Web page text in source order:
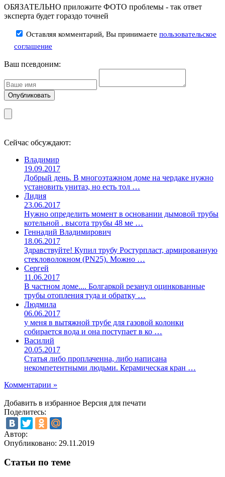
ОБЯЗАТЕЛЬНО приложите ФОТО проблемы - так ответ
эксперта будет гораздо точней
Оставляя комментарий, Вы принимаете пользовательское
соглашение
Ваш псевдоним:
Сейчас обсуждают:
Владимир
19.09.2017
Добрый день. В многоэтажном доме на чердаке нужно
установить унитаз, но есть тол …
Лидия
23.06.2017
Нужно определить момент в основании дымовой трубы
котельной . высота трубы 48 ме …
Геннадий Владимирович
18.06.2017
Здравствуйте! Купил трубу Ростурпласт, армированную
стекловолокном (PN25). Можно …
Сергей
11.06.2017
В частном доме.... Болгаркой резанул оцинкованные
трубы отопления туда и обратку …
Людмила
06.06.2017
у меня в вытяжной трубе для газовой колонки
собирается вода и она поступает в ко …
Василий
20.05.2017
Статья либо проплаченна, либо написана
некомпетентными людьми. Керамическая кран …
Комментарии »
Добавить в избранное Версия для печати
Поделитесь:
Автор:
Опубликовано: 29.11.2019
Статьи по теме